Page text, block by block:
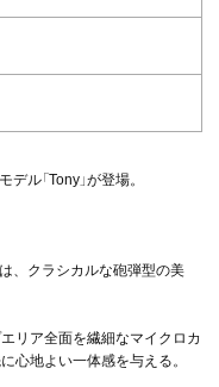
ル「Tony」が登場。
、クラシカルな砲弾型の美
リア全面を繊細なマイクロカ
心地よい一体感を与える。